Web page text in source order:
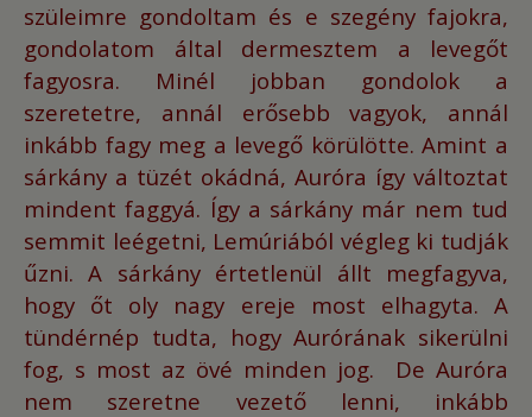
szüleimre gondoltam és e szegény fajokra,
gondolatom által dermesztem a levegőt
fagyosra. Minél jobban gondolok a
szeretetre, annál erősebb vagyok, annál
inkább fagy meg a levegő körülötte.Amint a
sárkány a tüzét okádná, Auróra így változtat
mindent faggyá. Így a sárkány már nem tud
semmit leégetni, Lemúriából végleg ki tudják
űzni.A sárkány értetlenül állt megfagyva,
hogy őt oly nagy ereje most elhagyta. A
tündérnép tudta, hogy Aurórának sikerülni
fog, s most az övé minden jog. De Auróra
nem szeretne vezető lenni, inkább